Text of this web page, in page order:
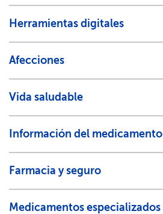
Herramientas digitales​​
Afecciones​​
Vida saludable​​
Información del medicamento​​
Farmacia y seguro​​
Medicamentos especializados​​